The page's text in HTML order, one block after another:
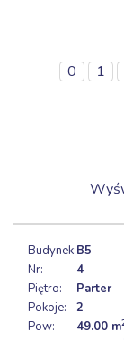
0
1
Budynek:
Nr:
Piętro:
Pokoje:
Pow:
B5
4
Parter
2
49.00 m